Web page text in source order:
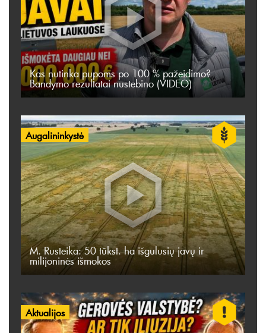
Kas nutinka pupoms po 100 % pažeidimo?
Bandymo rezultatai nustebino (VIDEO)
Augalininkystė
M. Rusteika: 50 tūkst. ha išgulusių javų ir
milijoninės išmokos
Aktualijos